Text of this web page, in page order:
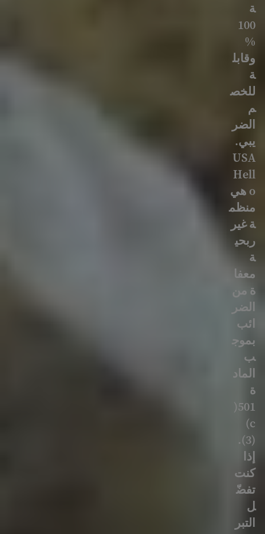
ة
100
%
وقابل
ة
للخص
م
الضر
يبي.
USA
Hell
o هي
منظم
ة غير
ربحي
ة
معفا
ة من
الضر
ائب
بموج
ب
الماد
ة
501(
c)
(3).
إذا
كنت
تفضّ
ل
التبر